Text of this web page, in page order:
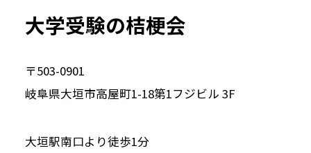
大学受験の桔梗会
〒503-0901
岐阜県大垣市高屋町1-18第1フジビル 3F
大垣駅南口より徒歩1分